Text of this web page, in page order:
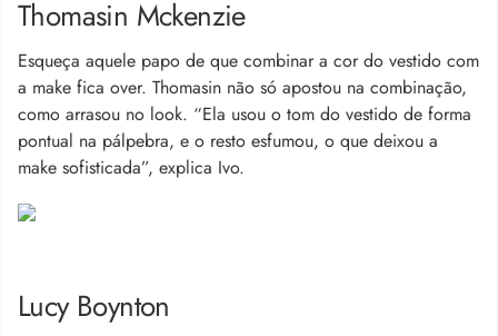
Thomasin Mckenzie
Esqueça aquele papo de que combinar a cor do vestido com
a make fica over. Thomasin não só apostou na combinação,
como arrasou no look. “Ela usou o tom do vestido de forma
pontual na pálpebra, e o resto esfumou, o que deixou a
make sofisticada”, explica Ivo.
Lucy Boynton